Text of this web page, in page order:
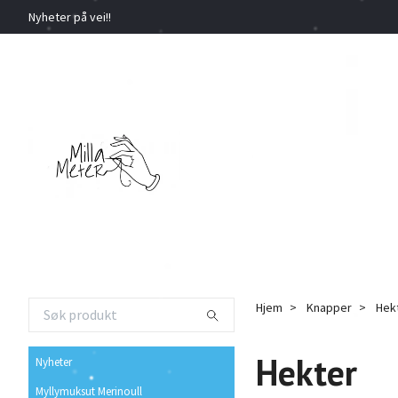
Nyheter på vei!!
Nyheter
Myllymuksut Merinoull
Hjem Knapper
Hekter